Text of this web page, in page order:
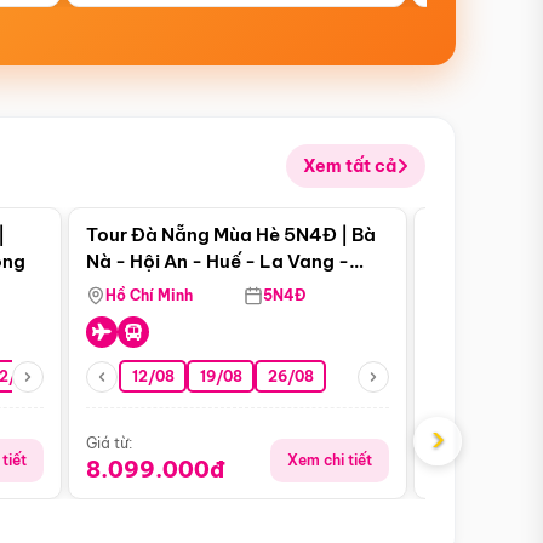
Xem tất cả
08 26/08 05/09 09/09 12/09
tiết
Điểm nổi bật
Tour Đà Nẵng Mùa Hè 5N4Đ | Bà
Nà - Hội An - Huế - La Vang -
Động Thiên Đường
Hồ Chí Minh 5N4Đ
12/08 19/08 26/08
Giá từ:
8.099.000đ Xem chi tiết
Giá từ:
›